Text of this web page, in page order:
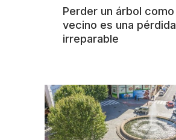
Perder un árbol como
vecino es una pérdida
irreparable